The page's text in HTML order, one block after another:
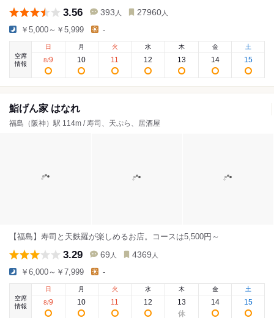
3.56 393 人 27960 人
￥5,000～￥5,999 -
空席
情報
日
8/9
月
10
火
11
水
12
木
13
金
14
土
15
鮨げん家 はなれ
福島（阪神）駅 114m / 寿司、天ぷら、居酒屋
【福島】寿司と天麩羅が楽しめるお店。コースは5,500円～
3.29 69 人 4369 人
￥6,000～￥7,999 -
空席
情報
日
8/9
月
10
火
11
水
12
木
13
金
14
土
15